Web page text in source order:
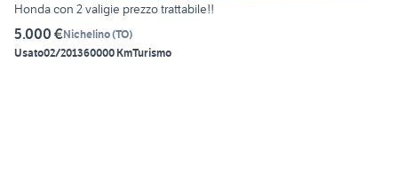
Honda con 2 valigie prezzo trattabile!!
5.000 €Nichelino(TO)
Usato02/201360000 KmTurismo